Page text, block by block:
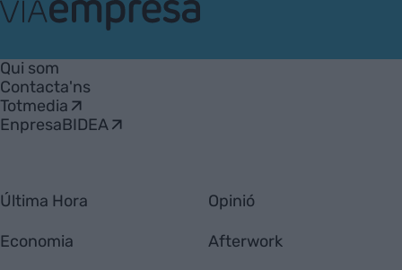
Empresa
Qui som
Contacta'ns
Totmedia
EnpresaBIDEA
Última Hora
Economia
Opinió
Afterwork